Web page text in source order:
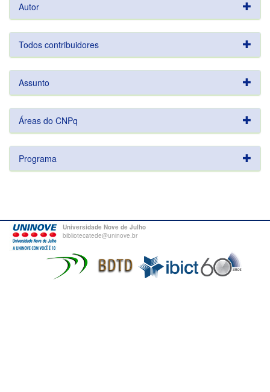
Autor
Todos contribuidores
Assunto
Áreas do CNPq
Programa
Universidade Nove de Julho
bibliotecatede@uninove.br